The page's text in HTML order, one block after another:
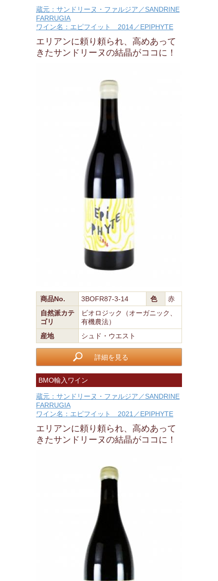
蔵元：サンドリーヌ・ファルジア／SANDRINE
FARRUGIA
ワイン名：エピフイット 2014／EPIPHYTE
エリアンに頼り頼られ、高めあって
きたサンドリーヌの結晶がココに！
商品No. 3BOFR87-3-14 色
赤
自然派カテ
ゴリ
ビオロジック（オーガニック、
有機農法）
産地
シュド・ウエスト
詳細を見る
BMO輸入ワイン
蔵元：サンドリーヌ・ファルジア／SANDRINE
FARRUGIA
ワイン名：エピフイット 2021／EPIPHYTE
エリアンに頼り頼られ、高めあって
きたサンドリーヌの結晶がココに！